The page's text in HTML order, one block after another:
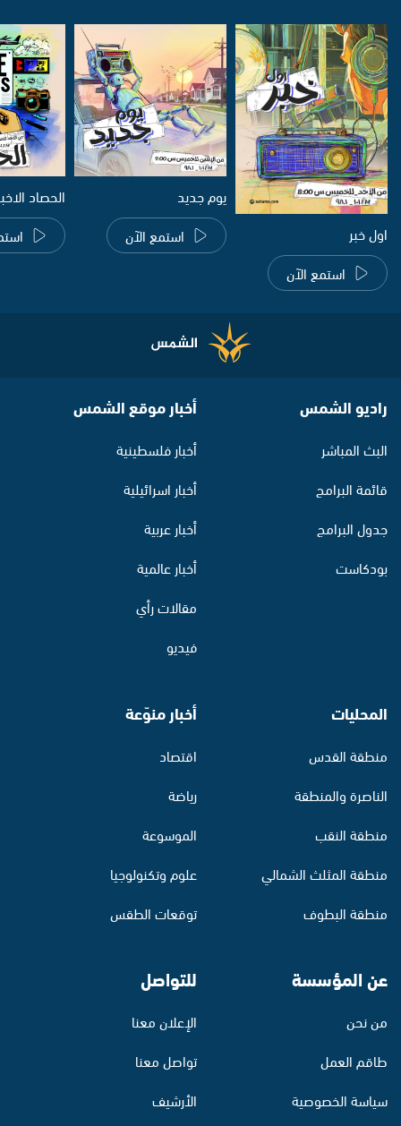
اول خبر
استمع الآن
يوم جديد
استمع الآن
الحصاد
راديو الشمس
البث المباشر
قائمة البرامج
جدول البرامج
بودكاست
أخبار موقع الشمس
أخبار فلسطينية
أخبار اسرائيلية
أخبار عربية
أخبار عالمية
مقالات رأي
فيديو
المحليات
منطقة القدس
الناصرة والمنطقة
منطقة النقب
منطقة المثلث الشمالي
منطقة البطوف
أخبار منوّعة
اقتصاد
رياضة
الموسوعة
علوم وتكنولوجيا
توقعات الطقس
عن المؤسسة
من نحن
طاقم العمل
سياسة الخصوصية
للتواصل
الإعلان معنا
تواصل معنا
الأرشيف